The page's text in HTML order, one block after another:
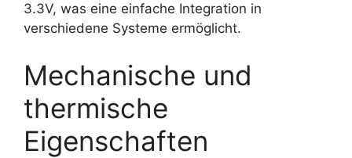
3.3V, was eine einfache Integration in
verschiedene Systeme ermöglicht.
Mechanische und
thermische
Eigenschaften